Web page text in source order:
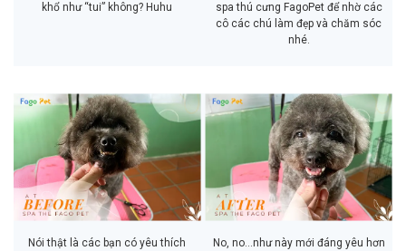
khổ như “tui” không? Huhu
spa thú cưng FagoPet để nhờ các
cô các chú làm đẹp và chăm sóc
nhé.
Nói thật là các bạn có yêu thích
No, no…như này mới đáng yêu hơn